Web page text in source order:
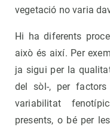
vegetació no varia
Hi ha diferents
això és així. Per
ja sigui per la
del sòl-, per
variabilitat
presents, o bé per